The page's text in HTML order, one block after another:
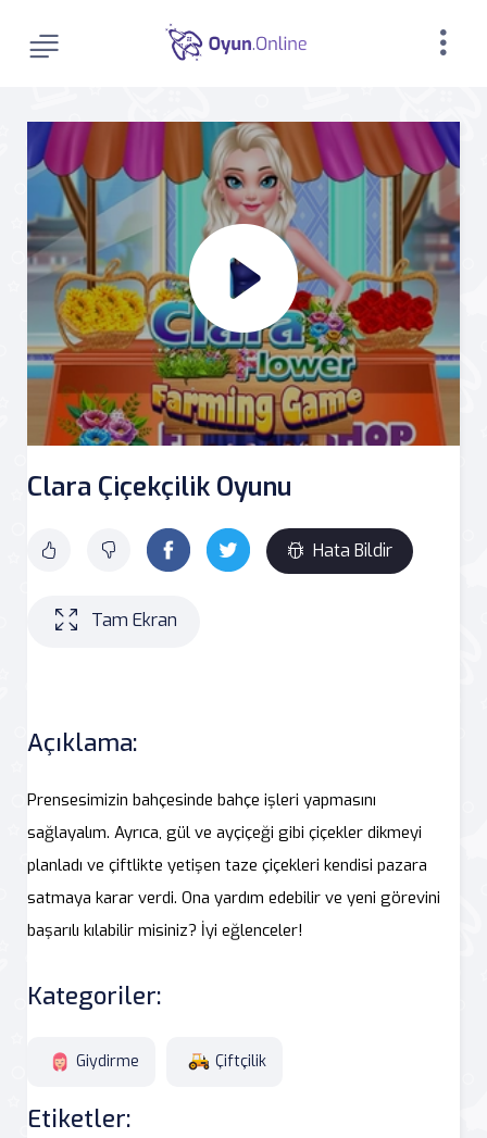
Clara Çiçekçilik Oyunu
Hata Bildir
Tam Ekran
Açıklama:
Prensesimizin bahçesinde bahçe işleri yapmasını
sağlayalım. Ayrıca, gül ve ayçiçeği gibi çiçekler dikmeyi
planladı ve çiftlikte yetişen taze çiçekleri kendisi pazara
satmaya karar verdi. Ona yardım edebilir ve yeni görevini
başarılı kılabilir misiniz? İyi eğlenceler!
Kategoriler:
Giydirme Çiftçilik
Etiketler: